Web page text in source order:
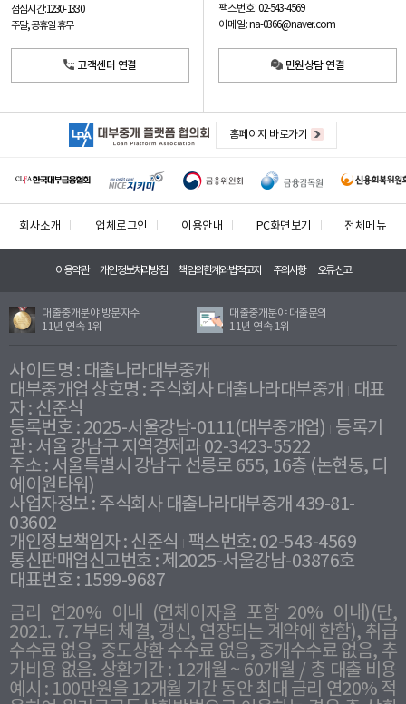
점심시간: 12:30 - 13:30
주말, 공휴일 휴무
고객센터 연결
팩스번호: 02-543-4569
이메일: na-0366@naver.com
민원상담 연결
홈페이지 바로가기
회사소개 업체로그인 이용안내 PC화면보기 전체메뉴
이용약관 개인정보처리방침 책임의한계와법적고지 주의사항 오류신고
대출중개분야 방문자수
11년 연속 1위
대출중개분야 대출문의
11년 연속 1위
사이트명 : 대출나라대부중개
대부중개업 상호명 : 주식회사 대출나라대부중개
대표
자 : 신준식
등록번호 : 2025-서울강남-0111(대부중개업) 등록기
관 : 서울 강남구 지역경제과 02-3423-5522
주소 : 서울특별시 강남구 선릉로 655, 16층 (논현동, 디
에이원타워)
사업자정보 : 주식회사 대출나라대부중개 439-81-
03602
개인정보책임자 : 신준식
팩스번호: 02-543-4569
통신판매업신고번호 : 제2025-서울강남-03876호
대표번호 : 1599-9687
금리 연20% 이내 (연체이자율 포함 20% 이내)(단,
2021. 7. 7부터 체결, 갱신, 연장되는 계약에 한함), 취급
수수료 없음, 중도상환 수수료 없음, 중개수수료 없음, 추
가비용 없음. 상환기간 : 12개월 ~ 60개월 / 총 대출 비용
예시 : 100만원을 12개월 기간 동안 최대 금리 연20% 적